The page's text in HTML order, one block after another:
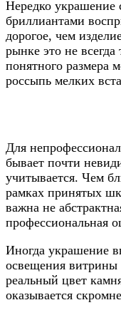
Нередко украшение
бриллиантами
дорогое, чем
рынке это не
понятного размера
россыпь мелких
Для
бывает почти
учитывается. Чем
рамках принятых
важна не
профессиональная
Иногда украшение
освещения витрины
реальный цвет
оказывается